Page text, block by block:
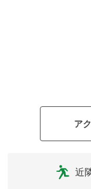
ア
近